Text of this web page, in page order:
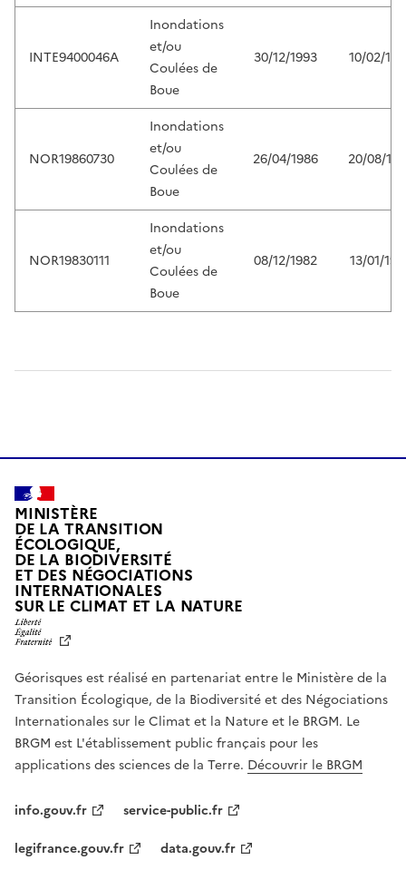
INTE9400046A
Inondations
et/ou
Coulées de
Boue
30/12/1993 10/02/
NOR19860730
Inondations
et/ou
Coulées de
Boue
26/04/1986 20/08/
NOR19830111
Inondations
et/ou
Coulées de
Boue
08/12/1982 13/01/
MINISTÈRE
DE LA TRANSITION
ÉCOLOGIQUE,
DE LA BIODIVERSITÉ
ET DES NÉGOCIATIONS
INTERNATIONALES
SUR LE CLIMAT ET LA NATUREL
T
É
,
É
G
A
L
F
Géorisques est réalisé en partenariat entre le Ministère de la
Transition Écologique, de la Biodiversité et des Négociations
Internationales sur le Climat et la Nature et le BRGM. Le
BRGM est L'établissement public français pour les
applications des sciences de la Terre. Découvrir le BRGM
info.gouv.fr
service-public.fr
legifrance.gouv.fr
data.gouv.fr